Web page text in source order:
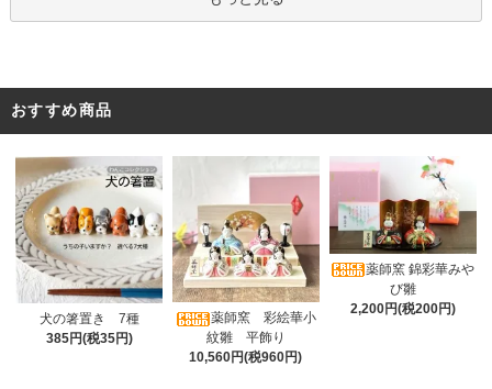
おすすめ商品
犬の箸置き 7種
385円(税35円)
薬師窯 彩絵華小
紋雛 平飾り
10,560円(税960円)
薬師窯 錦彩華みや
び雛
2,200円(税200円)